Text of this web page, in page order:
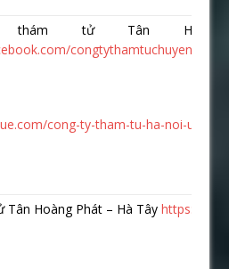
thám tử Tân
cong-ty-tham-tu-ha-noi-uy-tin-
Tân Hoàng Phát – Hà Tâyhttps://